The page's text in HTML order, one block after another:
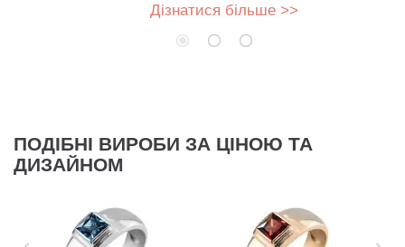
Дізнатися більше >>
ПОДІБНІ ВИРОБИ ЗА ЦІНОЮ ТА
ДИЗАЙНОМ